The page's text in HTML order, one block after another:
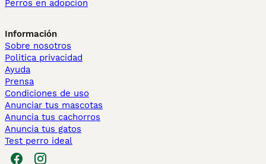
Perros en adopcion
Información
Sobre nosotros
Politica privacidad
Ayuda
Prensa
Condiciones de uso
Anunciar tus mascotas
Anuncia tus cachorros
Anuncia tus gatos
Test perro ideal